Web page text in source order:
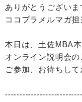
ありがとうございま
ココプラメルマガ担
本日は、土佐MBA
オンライン説明会の
ご参加、お待ちして